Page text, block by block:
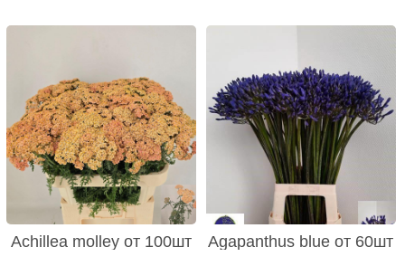
Achillea molley от 100шт Agapanthus blue от 60шт